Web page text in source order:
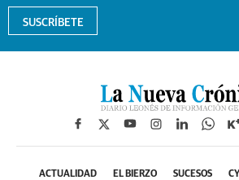
SUSCRÍBETE
ACTUALIDAD EL BIERZO SUCESOS